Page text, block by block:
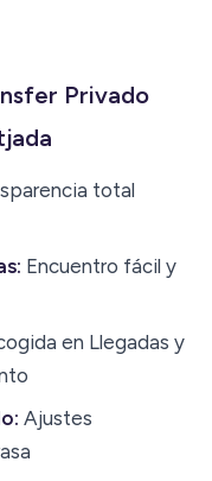
Privado
total
Encuentro fácil y
en Llegadas y
Ajustes